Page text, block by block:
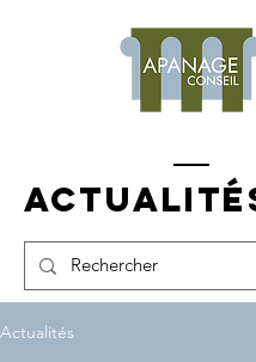
Actualités